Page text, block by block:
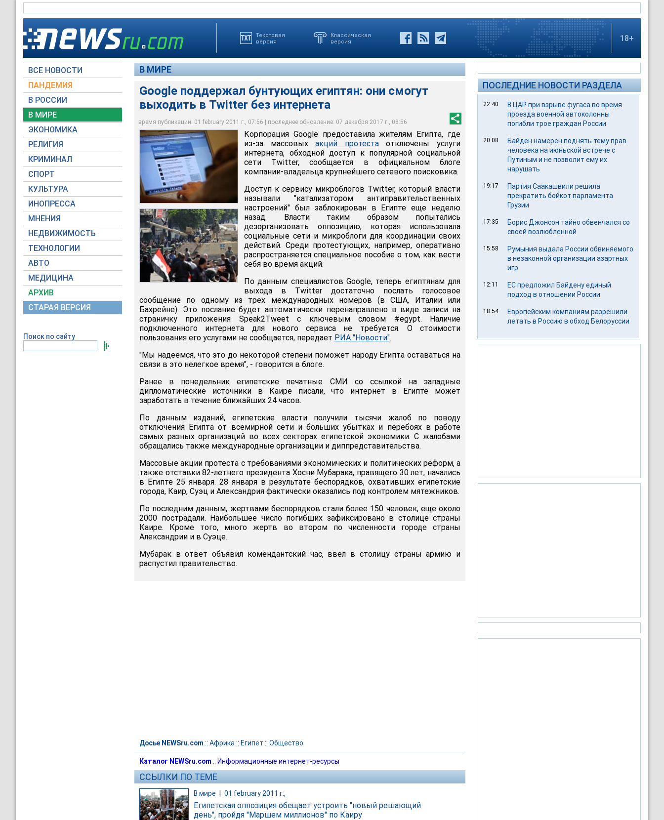
Текстовая
версия
Классическая
версия
18+
ВСЕ НОВОСТИ
ПАНДЕМИЯ
В РОССИИ
В МИРЕ
ЭКОНОМИКА
РЕЛИГИЯ
КРИМИНАЛ
СПОРТ
КУЛЬТУРА
ИНОПРЕССА
МНЕНИЯ
НЕДВИЖИМОСТЬ
ТЕХНОЛОГИИ
АВТО
МЕДИЦИНА
АРХИВ
СТАРАЯ ВЕРСИЯ
Поиск по сайту
В МИРЕ
Google поддержал бунтующих египтян: они смогут
выходить в Twitter без интернета
время публикации: 01 february 2011 г., 07:56 | последнее обновление: 07 декабря 2017 г., 08:56
Египтяне смогут выходить в Twitter без интернета
news.qq.com
Массовые акции протеста с требованиями экономических и политических реформ, а
также отставки 82-летнего президента Хосни Мубарака, правящего 30 лет, начались
в Египте 25 января
Global Look Press
Корпорация Google предоставила жителям Египта, где
из-за массовыхакций протестаотключены услуги
интернета, обходной доступ к популярной социальной
сети Twitter, сообщается в официальном блоге
компании-владельца крупнейшего сетевого поисковика.
Доступ к сервису микроблогов Twitter, который власти
называли "катализатором антиправительственных
настроений" был заблокирован в Египте еще неделю
назад. Власти таким образом попытались
дезорганизовать оппозицию, которая использовала
социальные сети и микроблоги для координации своих
действий. Среди протестующих, например, оперативно
распространяется специальное пособие о том, как вести
себя во время акций.
По данным специалистов Google, теперь египтянам для
выхода в Twitter достаточно послать голосовое
сообщение по одному из трех международных номеров (в США, Италии или
Бахрейне). Это послание будет автоматически перенаправлено в виде записи на
страничку приложения Speak2Tweet с ключевым словом #egypt. Наличие
подключенного интернета для нового сервиса не требуется. О стоимости
пользования его услугами не сообщается, передает РИА "Новости".
"Мы надеемся, что это до некоторой степени поможет народу Египта оставаться на
связи в это нелегкое время", - говорится в блоге.
Ранее в понедельник египетские печатные СМИ со ссылкой на западные
дипломатические источники в Каире писали, что интернет в Египте может
заработать в течение ближайших 24 часов.
По данным изданий, египетские власти получили тысячи жалоб по поводу
отключения Египта от всемирной сети и больших убытках и перебоях в работе
самых разных организаций во всех секторах египетской экономики. С жалобами
обращались также международные организации и диппредставительства.
Массовые акции протеста с требованиями экономических и политических реформ, а
также отставки 82-летнего президента Хосни Мубарака, правящего 30 лет, начались
в Египте 25 января. 28 января в результате беспорядков, охвативших египетские
города, Каир, Суэц и Александрия фактически оказались под контролем мятежников.
По последним данным, жертвами беспорядков стали более 150 человек, еще около
2000 пострадали. Наибольшее число погибших зафиксировано в столице страны
Каире. Кроме того, много жертв во втором по численности городе страны
Александрии и в Суэце.
Мубарак в ответ объявил комендантский час, ввел в столицу страны армию и
распустил правительство.
Досье NEWSru.com :: Африка :: Египет :: Общество
Каталог NEWSru.com :: Информационные интернет-ресурсы
ССЫЛКИ ПО ТЕМЕ
В мире 01 february 2011 г.,
Египетская оппозиция обещает устроить "новый решающий
день", пройдя "Маршем миллионов" по Каиру
ПОСЛЕДНИЕ НОВОСТИ РАЗДЕЛА
22:40
В ЦАР при взрыве фугаса во время
проезда военной автоколонны
погибли трое граждан России
20:08
Байден намерен поднять тему прав
человека на июньской встрече с
Путиным и не позволит ему их
нарушать
19:17
Партия Саакашвили решила
прекратить бойкот парламента
Грузии
17:35
Борис Джонсон тайно обвенчался со
своей возлюбленной
15:58
Румыния выдала России обвиняемого
в незаконной организации азартных
игр
12:11
ЕС предложил Байдену единый
подход в отношении России
18:54
Европейским компаниям разрешили
летать в Россию в обход Белоруссии